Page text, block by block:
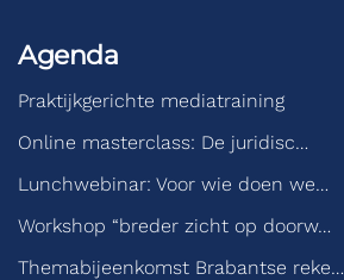
Agenda
Praktijkgerichte mediatraining
Online masterclass: De juridisc…
Lunchwebinar: Voor wie doen we…
Workshop “breder zicht op doorw…
Themabijeenkomst Brabantse reke…